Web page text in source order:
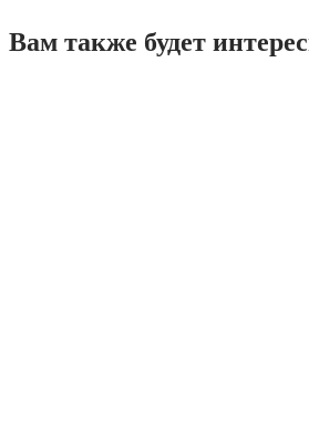
Вам также будет